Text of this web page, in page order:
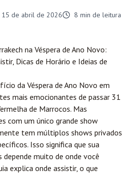
15 de abril de 2026 8 min de leitura
na Véspera de Ano Novo:
Dicas de Horário e Ideias de
da Véspera de Ano Novo em
mais emocionantes de passar 31
de Marrocos. Mas
com um único grande show
tem múltiplos shows privados
Isso significa que sua
muito de onde você
explica onde assistir, o que